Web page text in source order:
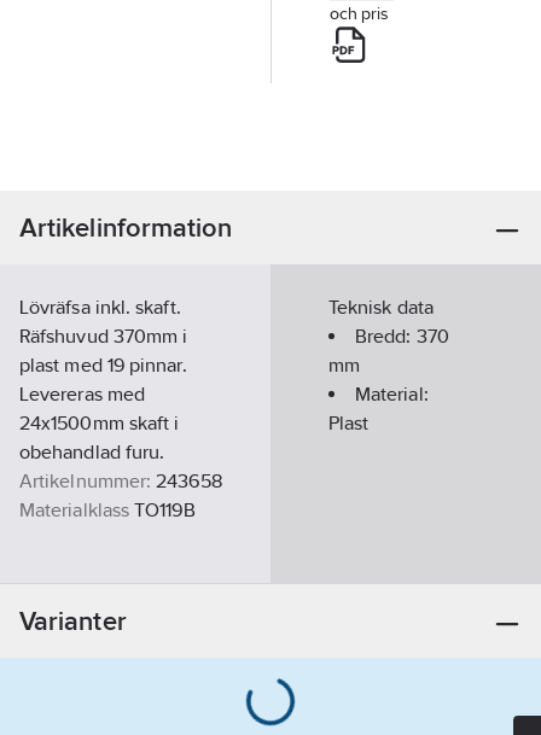
och pris
Artikelinformation
Lövräfsa inkl. skaft.
Räfshuvud 370mm i
plast med 19 pinnar.
Levereras med
24x1500mm skaft i
obehandlad furu.
Artikelnummer: 243658
Materialklass TO119B
Teknisk data
Bredd: 370
mm
Material:
Plast
Varianter